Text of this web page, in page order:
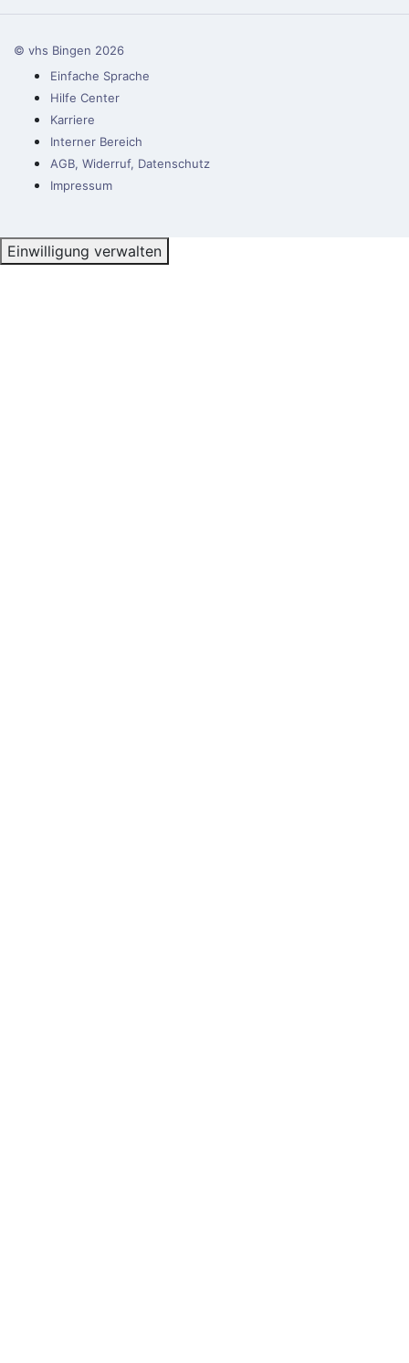
© vhs Bingen 2026
Einfache Sprache
Hilfe Center
Karriere
Interner Bereich
AGB, Widerruf, Datenschutz
Impressum
Einwilligung verwalten